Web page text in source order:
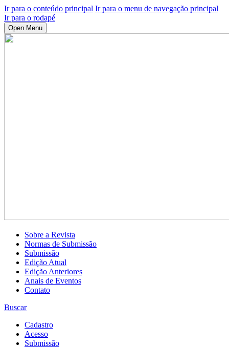
Ir para o conteúdo principal Ir para o menu de navegação principal
Ir para o rodapé
Open Menu
Sobre a Revista
Normas de Submissão
Submissão
Edição Atual
Edição Anteriores
Anais de Eventos
Contato
Buscar
Cadastro
Acesso
Submissão